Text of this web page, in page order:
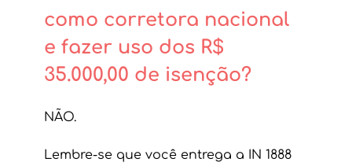
como corretora nacional
e fazer uso dos R$
35.000,00 de isenção?
NÃO.
Lembre-se que você entrega a IN 1888